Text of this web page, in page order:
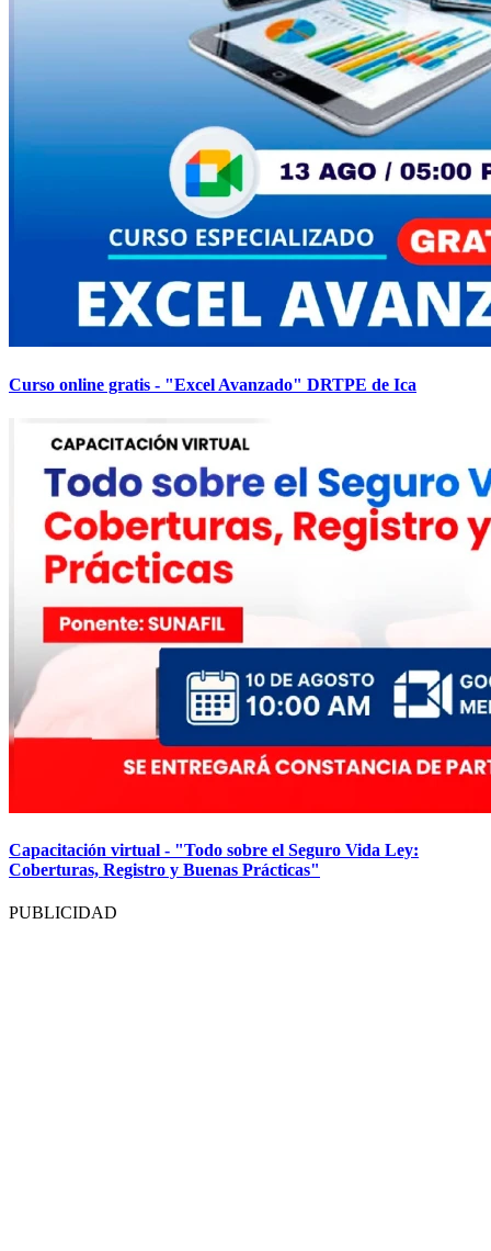
Curso online gratis - "Excel Avanzado" DRTPE de Ica
Capacitación virtual - "Todo sobre el Seguro Vida Ley:
Coberturas, Registro y Buenas Prácticas"
PUBLICIDAD